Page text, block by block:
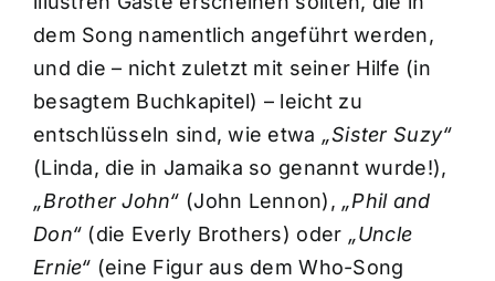
dem Song namentlich angeführt werden,
und die – nicht zuletzt mit seiner Hilfe (in
besagtem Buchkapitel) – leicht zu
entschlüsseln sind, wie etwa „Sister Suzy“
(Linda, die in Jamaika so genannt wurde!),
„Brother John“ (John Lennon), „Phil and
Don“ (die Everly Brothers) oder „Uncle
Ernie“ (eine Figur aus dem Who-Song